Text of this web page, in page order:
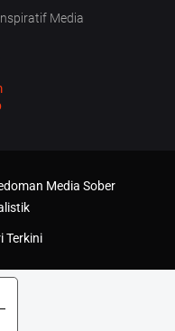
Media
Terkini
Media Sober